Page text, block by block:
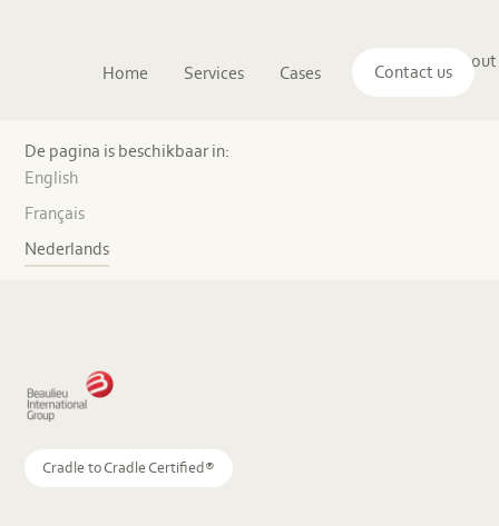
Europe
tapijten
De pagina is beschikbaar in:
English
Français
Nederlands
Cradle to Cradle Certified®
Home Services Cases Insights
About
us
Contact us